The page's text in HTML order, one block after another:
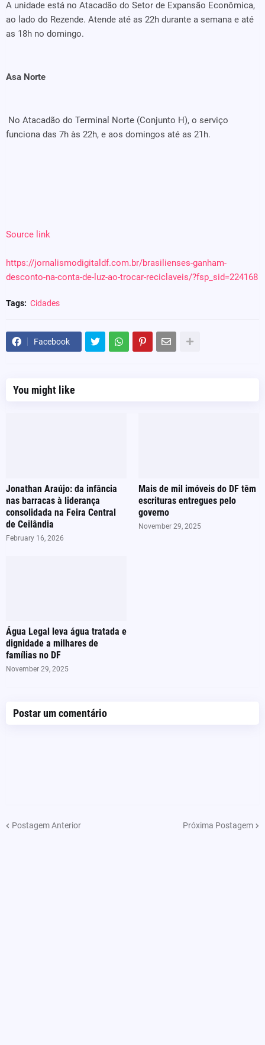
A unidade está no Atacadão do Setor de Expansão Econômica,
ao lado do Rezende. Atende até as 22h durante a semana e até
as 18h no domingo.
Asa Norte
No Atacadão do Terminal Norte (Conjunto H), o serviço
funciona das 7h às 22h, e aos domingos até as 21h.
Source link
https://jornalismodigitaldf.com.br/brasilienses-ganham-
desconto-na-conta-de-luz-ao-trocar-reciclaveis/?fsp_sid=224168
Tags: Cidades
Facebook
You might like
Jonathan Araújo: da infância
nas barracas à liderança
consolidada na Feira Central
de Ceilândia
February 16, 2026
Mais de mil imóveis do DF têm
escrituras entregues pelo
governo
November 29, 2025
Água Legal leva água tratada e
dignidade a milhares de
famílias no DF
November 29, 2025
Postar um comentário
Postagem Anterior Próxima Postagem